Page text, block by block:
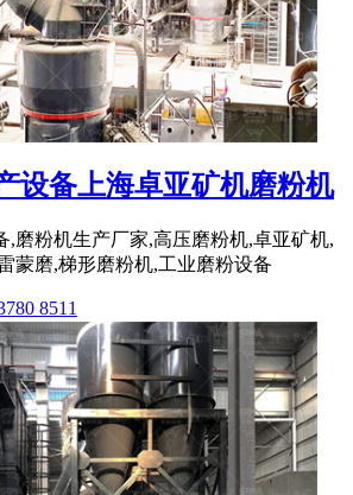
设备上海卓亚矿机磨粉机
,磨粉机生产厂家,高压磨粉机,卓亚矿机,
蒙磨,梯形磨粉机,工业磨粉设备
8511